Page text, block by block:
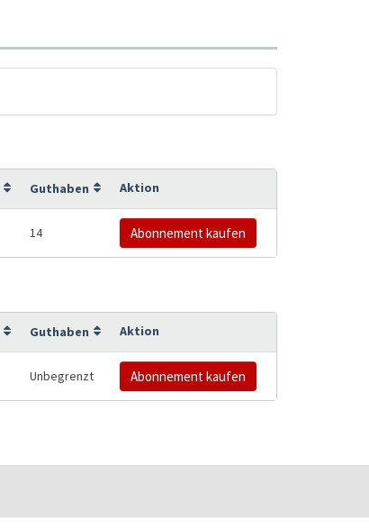
Guthaben Aktion
14 Abonnement kaufen
Guthaben Aktion
Unbegrenzt Abonnement kaufen